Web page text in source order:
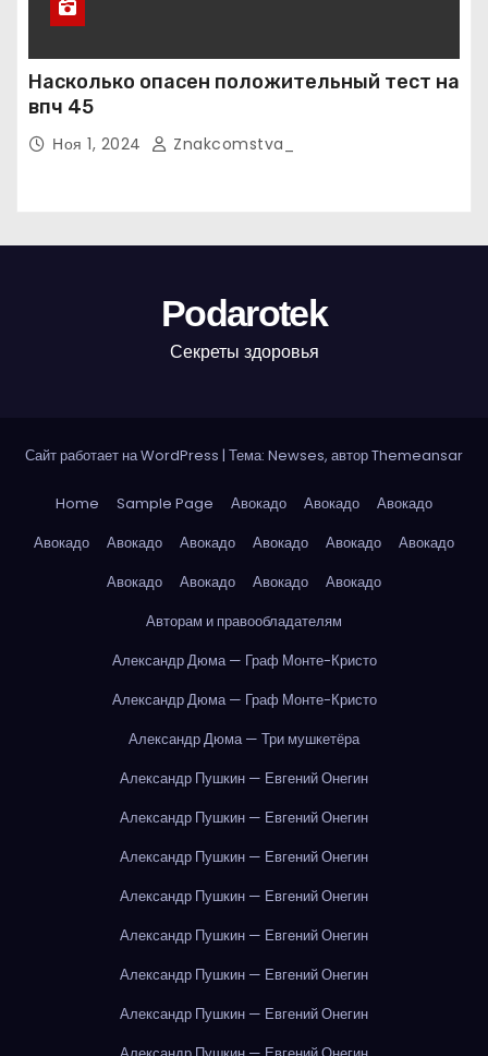
Насколько опасен положительный тест на
впч 45
Ноя 1, 2024 Znakcomstva_
Podarotek
Секреты здоровья
Сайт работает на WordPress | Тема: Newses, авторThemeansar
Home Sample Page Авокадо Авокадо
Авокадо
Авокадо
Авокадо Авокадо Авокадо Авокадо
Авокадо
Авокадо
Авокадо Авокадо
Авокадо
Авторам и правообладателям
Александр Дюма — Граф Монте-Кристо
Александр Дюма — Граф Монте-Кристо
Александр Дюма — Три мушкетёра
Александр Пушкин — Евгений Онегин
Александр Пушкин — Евгений Онегин
Александр Пушкин — Евгений Онегин
Александр Пушкин — Евгений Онегин
Александр Пушкин — Евгений Онегин
Александр Пушкин — Евгений Онегин
Александр Пушкин — Евгений Онегин